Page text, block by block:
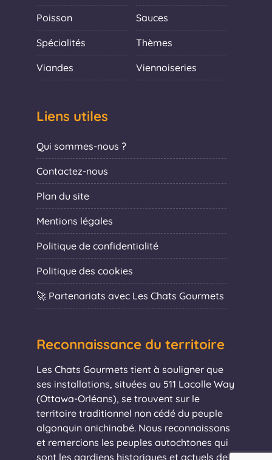
Poisson Sauces
Spécialités Thèmes
Viandes Viennoiseries
Liens utiles
Qui sommes-nous ?
Contactez-nous
Plan du site
Mentions légales
Politique de confidentialité
Politique des cookies
🚀 Partenariats avec Les Chats Gourmets
Reconnaissance du territoire
Les Chats Gourmets tient à souligner que
ses installations, situées au 511 Lacolle Way
(Ottawa-Orléans), se trouvent sur le
territoire traditionnel non cédé du peuple
algonquin anichinabé. Nous reconnaissons
et remercions les peuples autochtones qui
sont les gardiens historiques et actuels de